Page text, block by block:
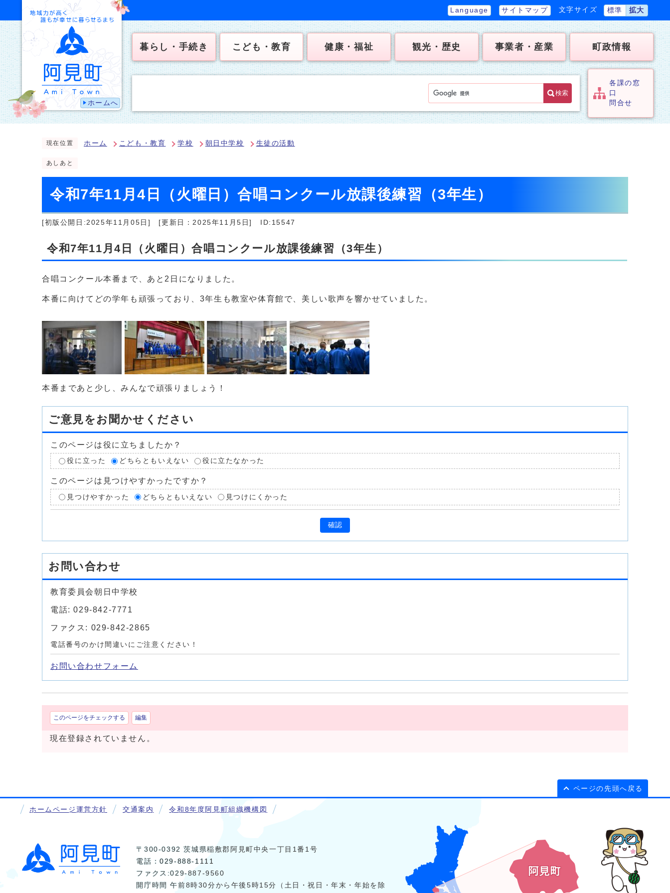
ホームへ
Language サイトマップ 文字サイズ 標準 拡大
暮らし・手続き こども・教育 健康・福祉 観光・歴史 事業者・産業 町政情報
検索
各課の窓
口
問合せ
現在位置 ホーム こども・教育 学校 朝日中学校 生徒の活動
あしあと
令和7年11月4日（火曜日）合唱コンクール放課後練習（3年生）
[初版公開日:2025年11月05日] [更新日：2025年11月5日] ID:15547
令和7年11月4日（火曜日）合唱コンクール放課後練習（3年生）
合唱コンクール本番まで、あと2日になりました。
本番に向けてどの学年も頑張っており、3年生も教室や体育館で、美しい歌声を響かせていました。
本番まであと少し、みんなで頑張りましょう！
ご意見をお聞かせください
このページは役に立ちましたか？
役に立った どちらともいえない 役に立たなかった
このページは見つけやすかったですか？
見つけやすかった どちらともいえない 見つけにくかった
確認
お問い合わせ
教育委員会朝日中学校
電話: 029-842-7771
ファクス: 029-842-2865
電話番号のかけ間違いにご注意ください！
お問い合わせフォーム
このページをチェックする 編集
現在登録されていません。
ページの先頭へ戻る
ホームページ運営方針 交通案内 令和8年度阿見町組織機構図
〒300-0392 茨城県稲敷郡阿見町中央一丁目1番1号
電話：029-888-1111
ファクス:029-887-9560
開庁時間 午前8時30分から午後5時15分（土日・祝日・年末・年始を除